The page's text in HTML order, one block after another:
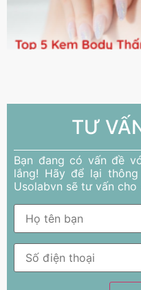
TƯ
Bạn đang có vấn đề
lắng! Hãy để lại
Usolabvn sẽ tư vấn cho